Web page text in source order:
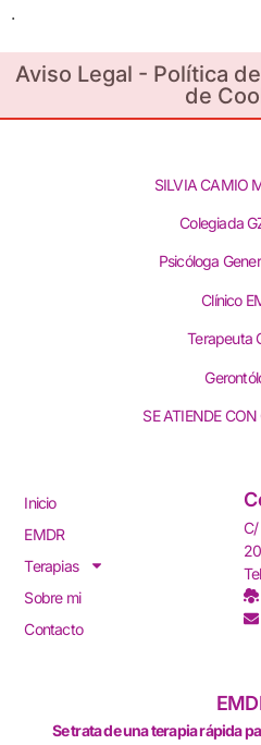
.
Aviso Legal - Política
de
SILVIA CAMIO
Colegiada
Psicóloga
Clínico
Terapeuta
SE ATIENDE
Inicio
EMDR
Terapias
Sobre mi
Contacto
C/
Se trata de una terapia rápida